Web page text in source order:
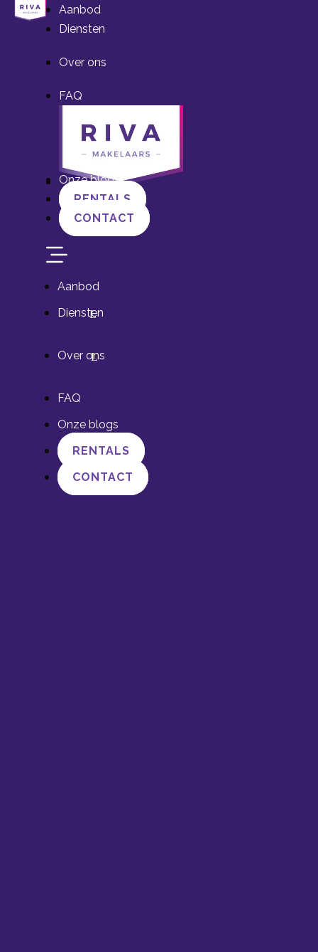
Aanbod
Diensten
Over ons
FAQ
Onze blogs
RENTALS
CONTACT
Aanbod
Diensten
Over ons
FAQ
Onze blogs
RENTALS
CONTACT